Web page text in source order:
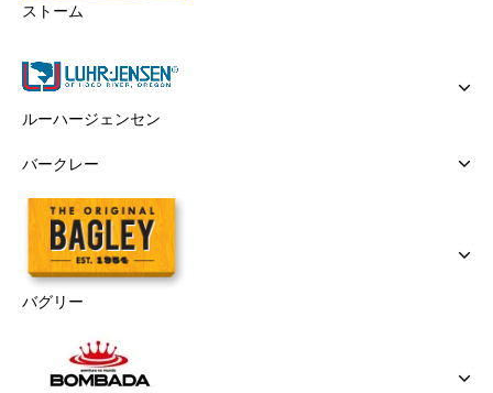
ストーム
ルーハージェンセン
バークレー
バグリー